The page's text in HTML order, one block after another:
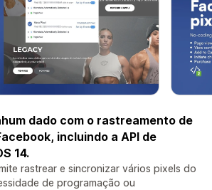
dado com o rastreamento de
incluindo a API de
14.
rastrear e sincronizar vários pixels do
de programação ou